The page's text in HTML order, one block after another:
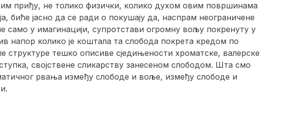
приђу, не толико физички, колико духом овим површинама
биће јасно да се ради о покушају да, наспрам неограничене
само у имагинацији, супротстави огромну вољу покренуту у
напор колико је коштала та слобода покрета кредом по
структуре тешко описиве сједињености хроматске, валерске
својствене сликарству занесеном слободом. Шта смо
рвања између слободе и воље, између слободе и